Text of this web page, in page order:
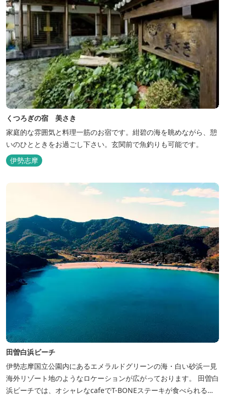
くつろぎの宿 美さき
家庭的な雰囲気と料理一筋のお宿です。紺碧の海を眺めながら、憩
いのひとときをお過ごし下さい。玄関前で魚釣りも可能です。
伊勢志摩
田曽白浜ビーチ
伊勢志摩国立公園内にあるエメラルドグリーンの海・白い砂浜一見
海外リゾート地のようなロケーションが広がっております。 田曽白
浜ビーチでは、オシャレなcafeでT-BONEステーキが食べられる。